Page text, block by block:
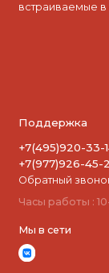
встраиваемые в
Поддержка
+7(495)920-33-
+7(977)926-45-
Обратный
Часы работы :
Мы в сети